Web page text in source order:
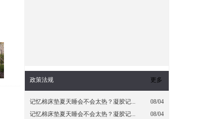
更多
政策法规
08/04
记忆棉床垫夏天睡会不会太热？凝胶记...
08/04
记忆棉床垫夏天睡会不会太热？凝胶记...